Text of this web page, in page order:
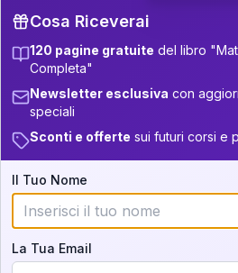
11-12.5
12.5-13.5 +6
13.5-14 +6
14-16
16-17.5 +4
+4
Zone della
Analisi,
Clicca su ogni zona per
Cosa Riceverai
120 pagine gratuite del libro
Completa"
Newsletter esclusiva con
speciali
Sconti e offerte sui futuri corsi e
Il Tuo Nome
La Tua Email